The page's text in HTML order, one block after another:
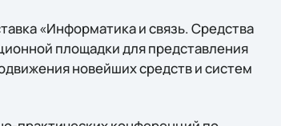
«Информатика и связь. Средства
площадки для представления
новейших средств и систем